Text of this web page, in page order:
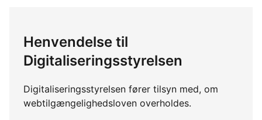
Henvendelse til
Digitaliseringsstyrelsen
Digitaliseringsstyrelsen fører tilsyn med, om
webtilgængelighedsloven overholdes.